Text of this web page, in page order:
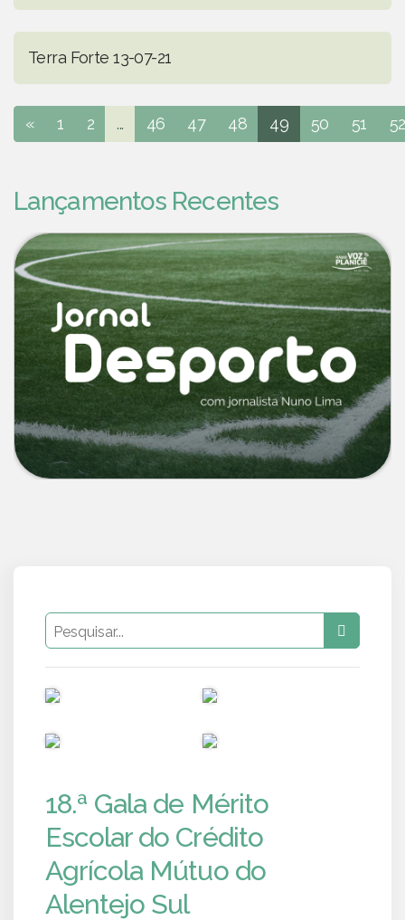
Terra Forte 13-07-21
« 1 2 ... 46 47 48 49 50 51 52
Lançamentos Recentes
18.ª Gala de Mérito
Escolar do Crédito
Agrícola Mútuo do
Alentejo Sul